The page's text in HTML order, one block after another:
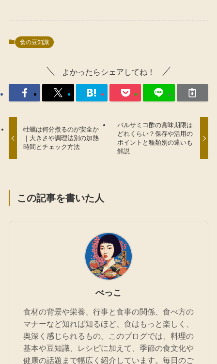
食の豆知識
よかったらシェアしてね！
牡蠣は何分煮るのが安全か
｜大きさや調理法別の加熱
時間とチェック方法
バルサミコ酢の賞味期限は
どれくらい？保存や活用の
ポイントと種類別の違いも
解説
この記事を書いた人
べっこ
食材の背景や栄養、行事と食事の関係、食べ方の
マナーなど知れば知るほど、食はもっと楽しく、
奥深く感じられるもの。このブログでは、料理の
基本や豆知識、レシピに加えて、季節の食文化や
健康の話題まで幅広く紹介しています。毎日のご